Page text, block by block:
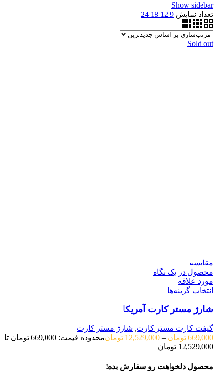
Show sidebar
تعداد نمایش 9
12
18
24
Sold out
مقایسه
محصول در یک نگاه
مورد علاقه
انتخاب گزینه‌ها
شارژ مستر کارت آمریکا
گیفت کارت مستر کارت, شارژ مستر کارت
669,000 تومان –
12,529,000 تومان
محدوده قیمت: 669,000 تومان تا
12,529,000 تومان
محصول دلخواهت رو سفارش بده!